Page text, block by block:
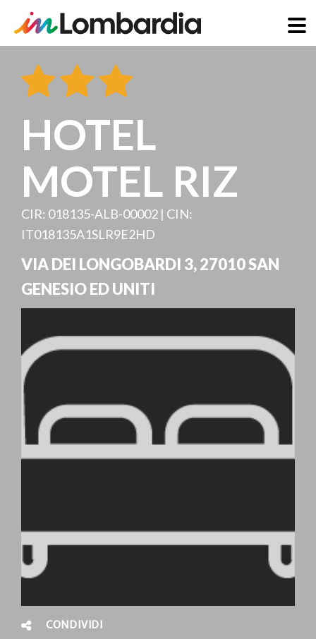
contenuto
HOTEL
MOTEL RIZ
CIR: 018135-ALB-00002 | CIN:
IT018135A1SLR9E2HD
VIA DEI LONGOBARDI 3,27010SAN
GENESIO ED UNITI
CONDIVIDI